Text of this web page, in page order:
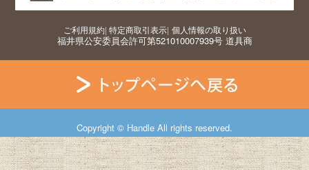
ご利用規約| 特定商取引表示| 個人情報の取り扱い
福井県公安委員会許可第521010007939号 道具商
Copyright © Handle All rights reserved.